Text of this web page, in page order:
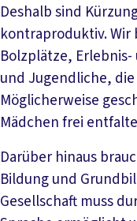
Deshalb sind
kontraproduktiv.
Bolzplätze,
und Jugendliche,
Möglicherweise
Mädchen frei
Darüber hinaus
Bildung und
Gesellschaft muss